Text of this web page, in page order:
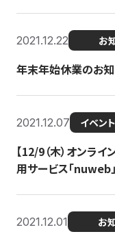
2021.12.22 お
年末年始休業のお
2021.12.07 イベン
【12/9（木）オンラ
用サービス「nuweb
2021.12.01 お